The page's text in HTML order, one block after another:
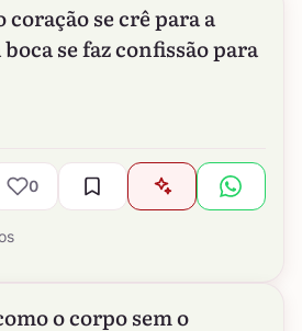
se crê para a
se faz confissão para
0
o corpo sem o